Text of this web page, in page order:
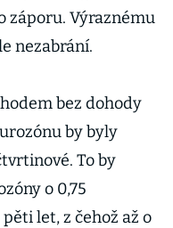
záporu. Výraznému
nezabrání.
bez dohody
by byly
To by
o 0,75
let, z čehož až o